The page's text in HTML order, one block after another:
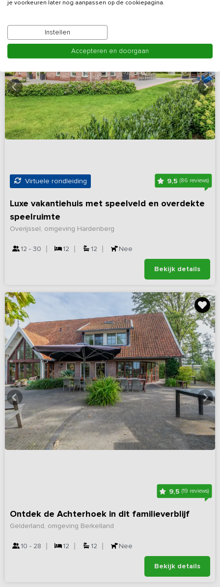
Virtuele rondleiding 9,5 (86 reviews)
Luxe vakantiehuis met speelveld en overdekte
speelruimte
Overijssel, omgeving Hardenberg
12 - 30 12 12 Nee
Bekijk details
9,5(19 reviews)
Ontdek de Achterhoek in dit familieverblijf
Gelderland, omgeving Berkelland
10 - 28 12 12 Nee
Bekijk details
je voorkeuren later nog aanpassen op de cookiepagina.
Instellen
Accepteren en doorgaan